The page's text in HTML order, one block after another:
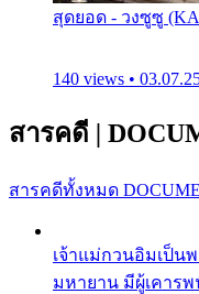
สุดยอด - วงซูซู
140 views •
สารคดี |
สารคดีทั้งหมด
เจ้าแม่กวนอิมเป็น
มหายาน มีผู้เคาร